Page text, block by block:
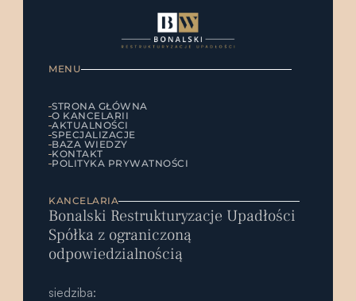
MENU
STRONA GŁÓWNA
O KANCELARII
AKTUALNOŚCI
SPECJALIZACJE
BAZA WIEDZY
KONTAKT
POLITYKA PRYWATNOŚCI
KANCELARIA
Bonalski Restrukturyzacje Upadłości
Spółka z ograniczoną
odpowiedzialnością
siedziba: